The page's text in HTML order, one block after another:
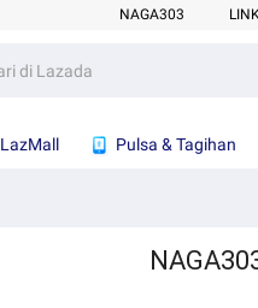
NAGA303
LazMall Pulsa & Tagihan